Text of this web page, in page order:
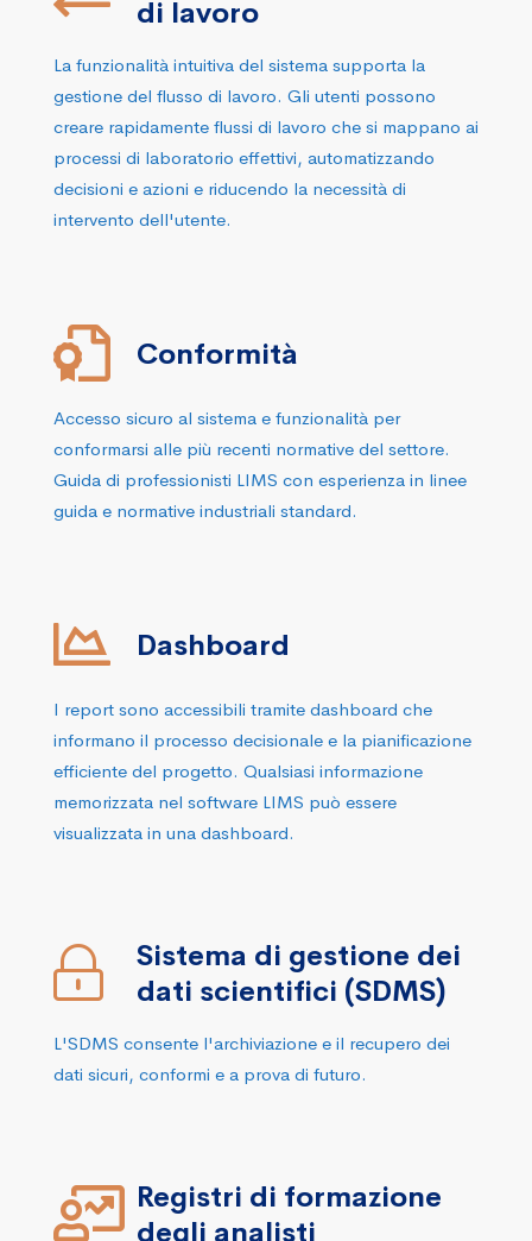
di lavoro
La funzionalità intuitiva del sistema supporta la
gestione del flusso di lavoro. Gli utenti possono
creare rapidamente flussi di lavoro che si mappano ai
processi di laboratorio effettivi, automatizzando
decisioni e azioni e riducendo la necessità di
intervento dell'utente.
Conformità
Accesso sicuro al sistema e funzionalità per
conformarsi alle più recenti normative del settore.
Guida di professionisti LIMS con esperienza in linee
guida e normative industriali standard.
Dashboard
I report sono accessibili tramite dashboard che
informano il processo decisionale e la pianificazione
efficiente del progetto. Qualsiasi informazione
memorizzata nel software LIMS può essere
visualizzata in una dashboard.
Sistema di gestione dei
dati scientifici (SDMS)
L'SDMS consente l'archiviazione e il recupero dei
dati sicuri, conformi e a prova di futuro.
Registri di formazione
degli analisti